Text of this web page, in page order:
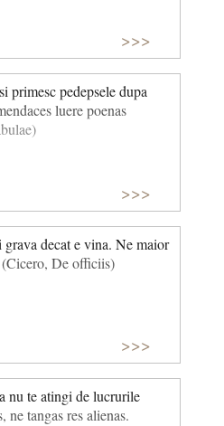
>>>
primesc pedepsele dupa
luere poenas
>>>
grava decat e vina. Ne maior
De officiis)
>>>
nu te atingi de lucrurile
ne tangas res alienas.